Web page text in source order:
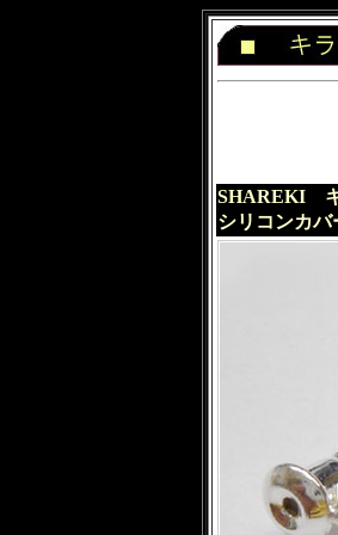
SHAREKI キ
シリコンカバ